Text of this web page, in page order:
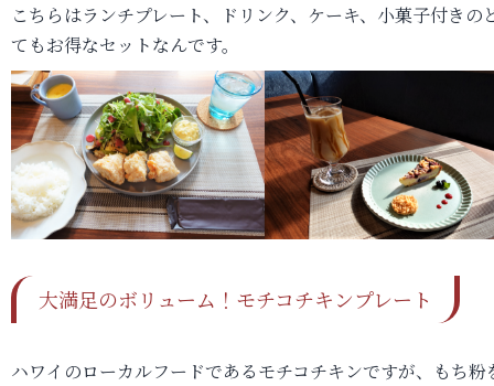
こちらはランチプレート、ドリンク、ケーキ、小菓子付きの
てもお得なセットなんです。
大満足のボリューム！モチコチキンプレート
ハワイのローカルフードであるモチコチキンですが、もち粉